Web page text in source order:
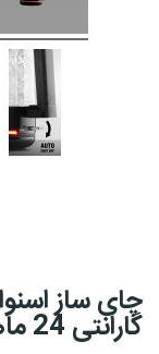
گارانتی 24 ماهه انتخاب الکترونیک